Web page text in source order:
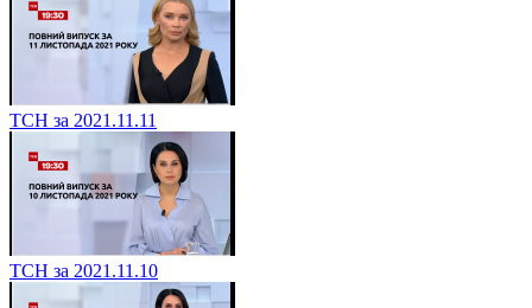
ТСН за 2021.11.11
ТСН за 2021.11.10